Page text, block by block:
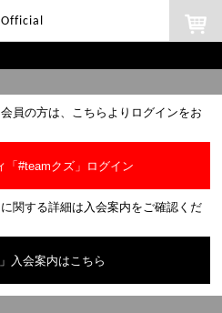
員の方は、こちらよりログインをお
「#teamクズ」ログイン
関する詳細は入会案内をご確認くだ
入会案内はこちら